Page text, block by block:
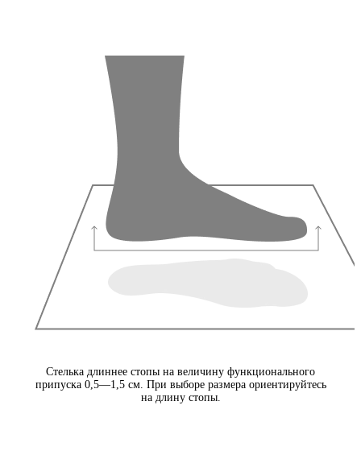
Стелька длиннее стопы на величину функционального
припуска 0,5—1,5 см. При выборе размера ориентируйтесь
на длину стопы.